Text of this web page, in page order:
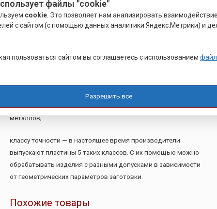
параметрами. Для токарного резца независимо от его типа
подбираются изделия соответствующих параметров;
марке изделия, от него зависит, насколько чисто будет
поверхности. Пластины с большими задними углами в
основном применяются с целью токарной обработки мягких
металлов;
классу точности — в настоящее время производители
выпускают пластины 5 таких классов. С их помощью можно
обрабатывать изделия с разными допусками в зависимости
от геометрических параметров заготовки.
Похожие товары
файлы "cookie"
cookie . Это позволяет нам анализировать
с сайтом (с помощью данных аналитики Яндекс.Метрики) и
пользоваться сайтом вы соглашаетесь с использованием
Разрешить все